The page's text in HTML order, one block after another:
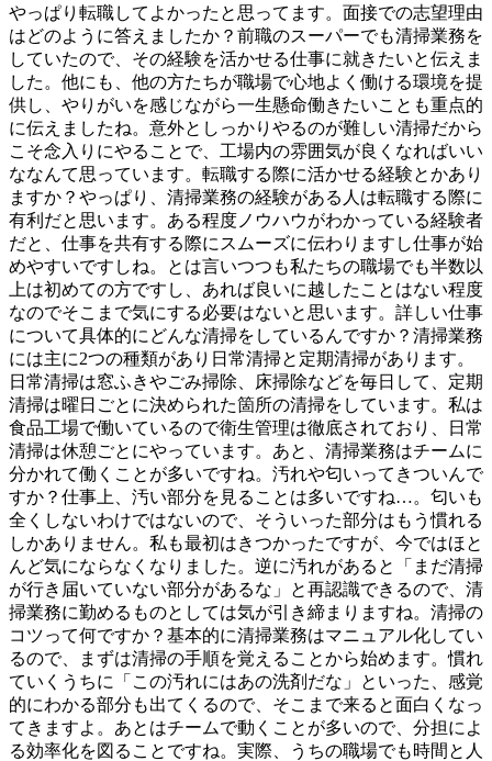
やっぱり転職してよかったと思ってます。面接での志望理由
はどのように答えましたか？前職のスーパーでも清掃業務を
していたので、その経験を活かせる仕事に就きたいと伝えま
した。他にも、他の方たちが職場で心地よく働ける環境を提
供し、やりがいを感じながら一生懸命働きたいことも重点的
に伝えましたね。意外としっかりやるのが難しい清掃だから
こそ念入りにやることで、工場内の雰囲気が良くなればいい
ななんて思っています。転職する際に活かせる経験とかあり
ますか？やっぱり、清掃業務の経験がある人は転職する際に
有利だと思います。ある程度ノウハウがわかっている経験者
だと、仕事を共有する際にスムーズに伝わりますし仕事が始
めやすいですしね。とは言いつつも私たちの職場でも半数以
上は初めての方ですし、あれば良いに越したことはない程度
なのでそこまで気にする必要はないと思います。詳しい仕事
について具体的にどんな清掃をしているんですか？清掃業務
には主に2つの種類があり日常清掃と定期清掃があります。
日常清掃は窓ふきやごみ掃除、床掃除などを毎日して、定期
清掃は曜日ごとに決められた箇所の清掃をしています。私は
食品工場で働いているので衛生管理は徹底されており、日常
清掃は休憩ごとにやっています。あと、清掃業務はチームに
分かれて働くことが多いですね。汚れや匂いってきついんで
すか？仕事上、汚い部分を見ることは多いですね…。匂いも
全くしないわけではないので、そういった部分はもう慣れる
しかありません。私も最初はきつかったですが、今ではほと
んど気にならなくなりました。逆に汚れがあると「まだ清掃
が行き届いていない部分があるな」と再認識できるので、清
掃業務に勤めるものとしては気が引き締まりますね。清掃の
コツって何ですか？基本的に清掃業務はマニュアル化してい
るので、まずは清掃の手順を覚えることから始めます。慣れ
ていくうちに「この汚れにはあの洗剤だな」といった、感覚
的にわかる部分も出てくるので、そこまで来ると面白くなっ
てきますよ。あとはチームで動くことが多いので、分担によ
る効率化を図ることですね。実際、うちの職場でも時間と人